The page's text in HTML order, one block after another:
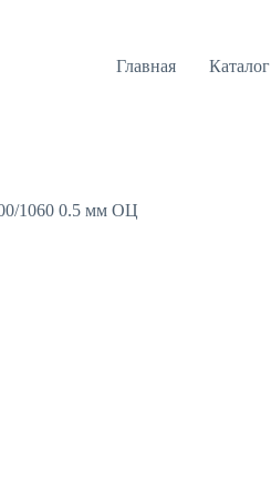
Главная
Каталог
1060 0.5 мм ОЦ